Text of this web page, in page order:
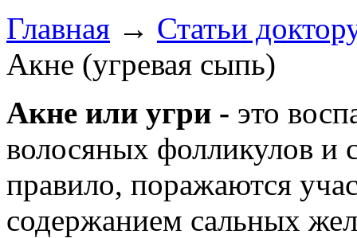
Главная → Статьи
Акне (угревая сыпь)
Акне или угри - это
волосяных фолликулов и
правило, поражаются
содержанием сальных